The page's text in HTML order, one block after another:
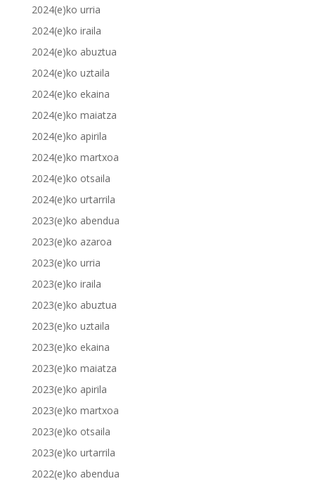
2024(e)ko urria
2024(e)ko iraila
2024(e)ko abuztua
2024(e)ko uztaila
2024(e)ko ekaina
2024(e)ko maiatza
2024(e)ko apirila
2024(e)ko martxoa
2024(e)ko otsaila
2024(e)ko urtarrila
2023(e)ko abendua
2023(e)ko azaroa
2023(e)ko urria
2023(e)ko iraila
2023(e)ko abuztua
2023(e)ko uztaila
2023(e)ko ekaina
2023(e)ko maiatza
2023(e)ko apirila
2023(e)ko martxoa
2023(e)ko otsaila
2023(e)ko urtarrila
2022(e)ko abendua